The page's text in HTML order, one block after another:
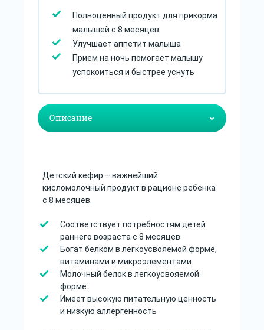
Полноценный продукт для прикорма
малышей с 8 месяцев
Улучшает аппетит малыша
Прием на ночь помогает малышу
успокоиться и быстрее уснуть
Детский кефир – важнейший
кисломолочный продукт в рационе ребенка
с 8 месяцев.
Соответствует потребностям детей
раннего возраста с 8 месяцев
Богат белком в легкоусвояемой форме,
витаминами и микроэлементами
Молочный белок в легкоусвояемой
форме
Имеет высокую питательную ценность
и низкую аллергенность